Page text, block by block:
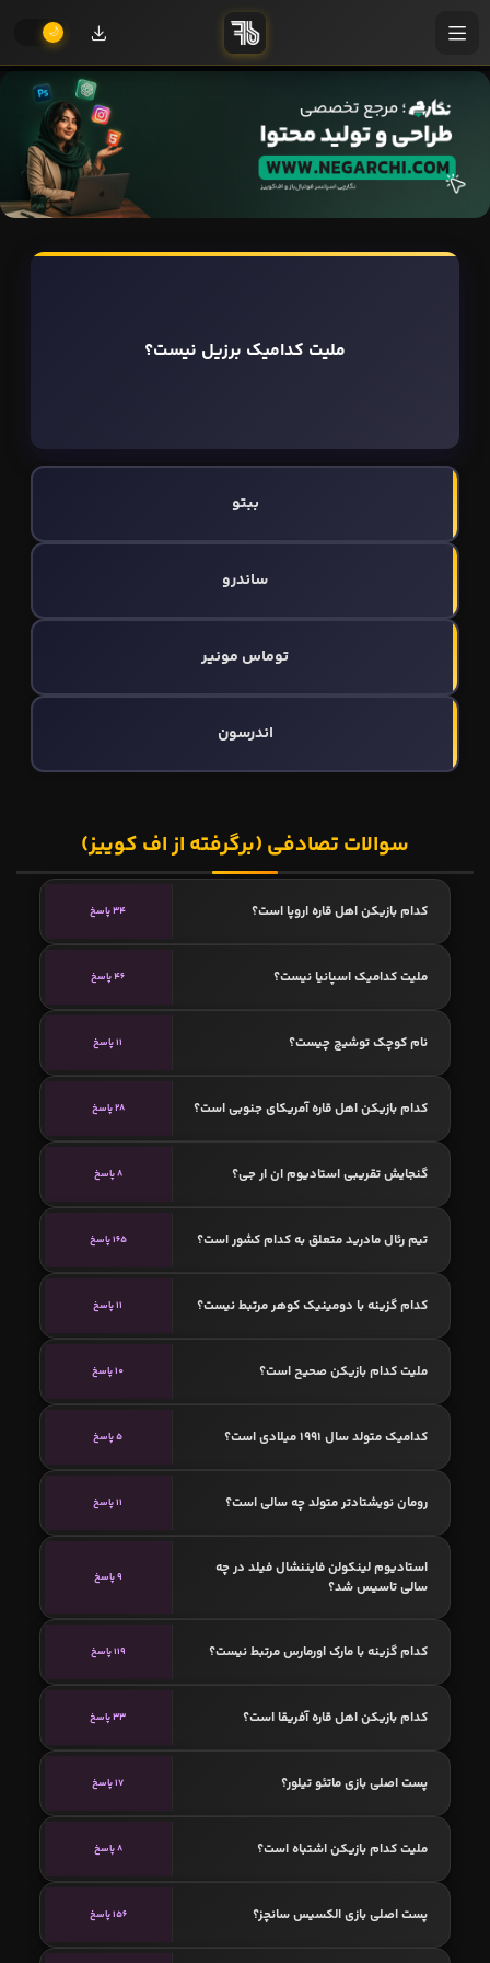
ملیت کدامیک برزیل نیست؟
ببتو
ساندرو
توماس مونیر
اندرسون
سوالات تصادفی (برگرفته از اف کوییز)
کدام بازیکن اهل قاره اروپا است؟ 34 پاسخ
ملیت کدامیک اسپانیا نیست؟ 46 پاسخ
نام کوچک توشیچ چیست؟ 11 پاسخ
کدام بازیکن اهل قاره آمریکای جنوبی است؟ 28 پاسخ
گنجایش تقریبی استادیوم ان ار جی؟ 8 پاسخ
تیم رئال مادرید متعلق به کدام کشور است؟ 165 پاسخ
کدام گزینه با دومینیک کوهر مرتبط نیست؟ 11 پاسخ
ملیت کدام بازیکن صحیح است؟ 10 پاسخ
کدامیک متولد سال 1991 میلادی است؟ 5 پاسخ
رومان نویشتادتر متولد چه سالی است؟ 11 پاسخ
استادیوم لینکولن فایننشال فیلد در چه
سالی تاسیس شد؟
9 پاسخ
کدام گزینه با مارک اورمارس مرتبط نیست؟ 119 پاسخ
کدام بازیکن اهل قاره آفریقا است؟ 33 پاسخ
پست اصلی بازی ماتئو تیلور؟ 17 پاسخ
ملیت کدام بازیکن اشتباه است؟ 8 پاسخ
پست اصلی بازی الکسیس سانچز؟ 156 پاسخ